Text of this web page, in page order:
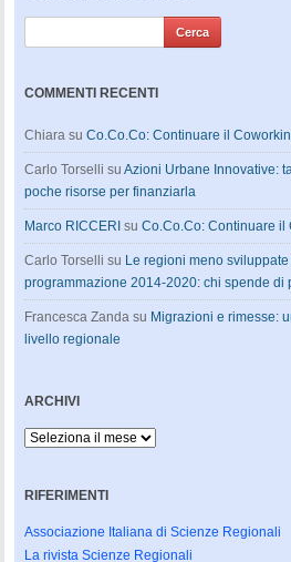
COMMENTI RECENTI
Chiara su Co.Co.Co: Continuare il
Carlo Torselli su Azioni Urbane Innovative:
poche risorse per finanziarla
Marco RICCERIsu Co.Co.Co: Continuare
Carlo Torselli su Le regioni meno
programmazione 2014-2020: chi spende di
Francesca Zanda su Migrazioni e rimesse:
livello regionale
ARCHIVI
Archivi
RIFERIMENTI
Associazione Italiana di Scienze Regionali
La rivista Scienze Regionali